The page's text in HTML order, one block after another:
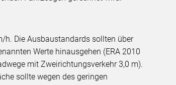
h. Die Ausbaustandards sollten über
Werte hinausgehen (ERA 2010
mit Zweirichtungsverkehr 3,0 m).
sollte wegen des geringen